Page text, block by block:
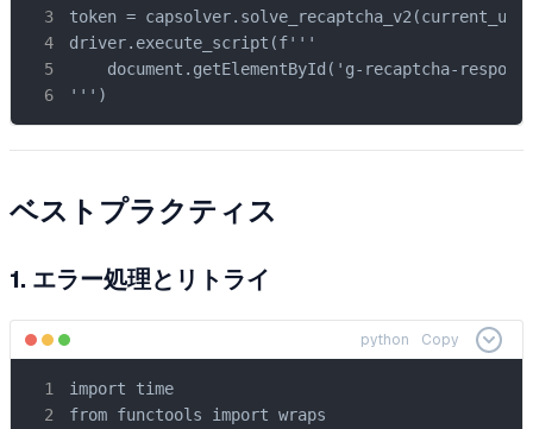
token =
driver.execute_script(f'''
document.getElementById('g-recaptcha-
''')
ベストプラクティス
1. エラー処理とリトライ
python Copy
import time
from functools import wraps